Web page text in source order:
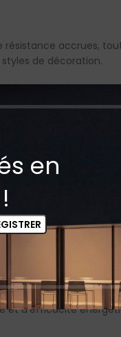
en
accrues,
de décoration.
ainsi une
et d’efficacité